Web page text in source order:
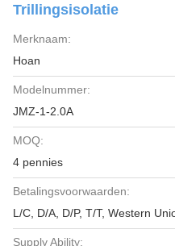
Trillingsisolatie
Merknaam:
Hoan
Modelnummer:
JMZ-1-2.0A
MOQ:
4 pennies
Betalingsvoorwaarden:
L/C, D/A, D/P, T/T, Western
Supply Ability: